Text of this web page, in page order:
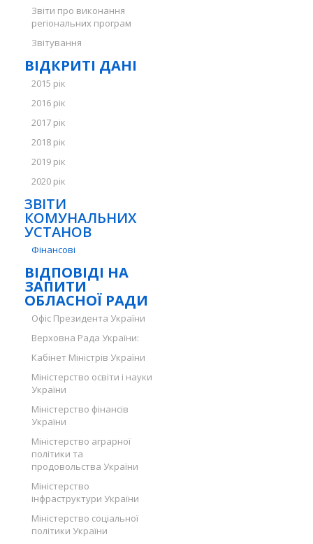
Звіти про виконання
регіональних програм
Звітування
ВІДКРИТІ ДАНІ
2015 рік
2016 рік
2017 рік
2018 рік
2019 рік
2020 рік
ЗВІТИ
КОМУНАЛЬНИХ
УСТАНОВ
Фінансові
ВІДПОВІДІ НА
ЗАПИТИ
ОБЛАСНОЇ РАДИ
Офіс Президента України
Верховна Рада України:
Кабінет Міністрів України
Міністерство освіти і науки
України
Міністерство фінансів
України
Міністерство аграрної
політики та
продовольства України
Міністерство
інфраструктури України
Міністерство соціальної
політики України